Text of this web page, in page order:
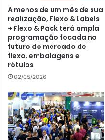
A menos de um mês de sua
realização, Flexo & Labels
+ Flexo & Pack terá ampla
programação focada no
futuro do mercado de
flexo, embalagens e
rótulos
02/05/2026